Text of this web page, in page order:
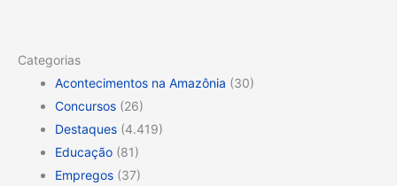
Categorias
Acontecimentos na Amazônia (30)
Concursos (26)
Destaques (4.419)
Educação (81)
Empregos (37)